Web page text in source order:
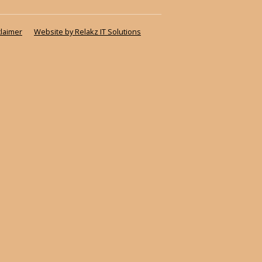
Website by Relakz IT Solutions